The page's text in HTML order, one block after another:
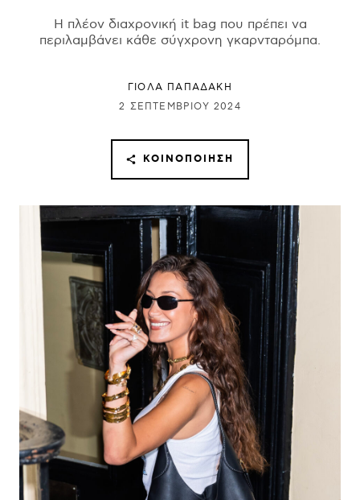
Η πλέον διαχρονική it bag που πρέπει να
περιλαμβάνει κάθε σύγχρονη γκαρνταρόμπα.
ΓΙΌΛΑ ΠΑΠΑΔΆΚΗ
2 ΣΕΠΤΕΜΒΡΊΟΥ 2024
ΚΟΙΝΟΠΟΊΗΣΗ